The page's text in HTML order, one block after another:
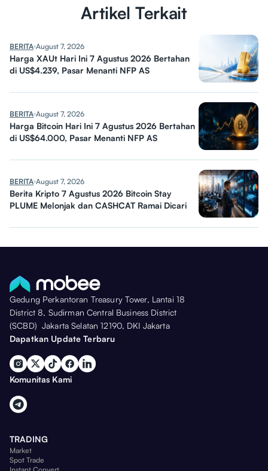
Artikel Terkait
BERITA August 7, 2026
Harga XAUt Hari Ini 7 Agustus 2026 Bertahan
di US$4.239, Pasar Menanti NFP AS
BERITA August 7, 2026
Harga Bitcoin Hari Ini 7 Agustus 2026 Bertahan
di US$64.000, Pasar Menanti NFP AS
BERITA August 7, 2026
Berita Kripto 7 Agustus 2026 Bitcoin Stay
PLUME Melonjak dan CASHCAT Ramai Dicari
Gedung Perkantoran Treasury Tower, Lantai 18
District 8, Sudirman Central Business District
(SCBD) Jakarta Selatan 12190, DKI Jakarta
Dapatkan Update Terbaru
Komunitas Kami
TRADING
Market
Spot Trade